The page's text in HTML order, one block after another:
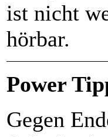
ist nicht
hörbar.
Power
Gegen